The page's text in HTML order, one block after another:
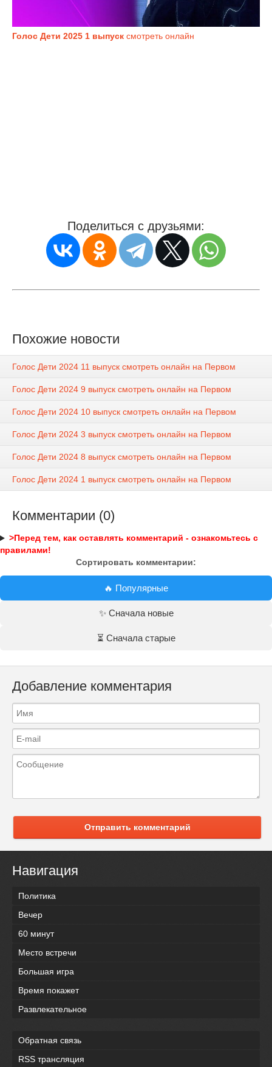
Голос Дети 2025 1 выпуск смотреть онлайн
Поделиться с друзьями:
Похожие новости
Голос Дети 2024 11 выпуск смотреть онлайн на Первом
Голос Дети 2024 9 выпуск смотреть онлайн на Первом
Голос Дети 2024 10 выпуск смотреть онлайн на Первом
Голос Дети 2024 3 выпуск смотреть онлайн на Первом
Голос Дети 2024 8 выпуск смотреть онлайн на Первом
Голос Дети 2024 1 выпуск смотреть онлайн на Первом
Комментарии (0)
>Перед тем, как оставлять комментарий - ознакомьтесь с
правилами!
Сортировать комментарии:
🔥 Популярные
✨ Сначала новые
⏳ Сначала старые
Добавление комментария
Отправить комментарий
Навигация
Политика
Вечер
60 минут
Место встречи
Большая игра
Время покажет
Развлекательное
Обратная связь
RSS трансляция